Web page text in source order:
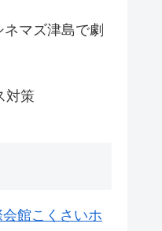
マズ津島で劇
対策
館こくさいホ